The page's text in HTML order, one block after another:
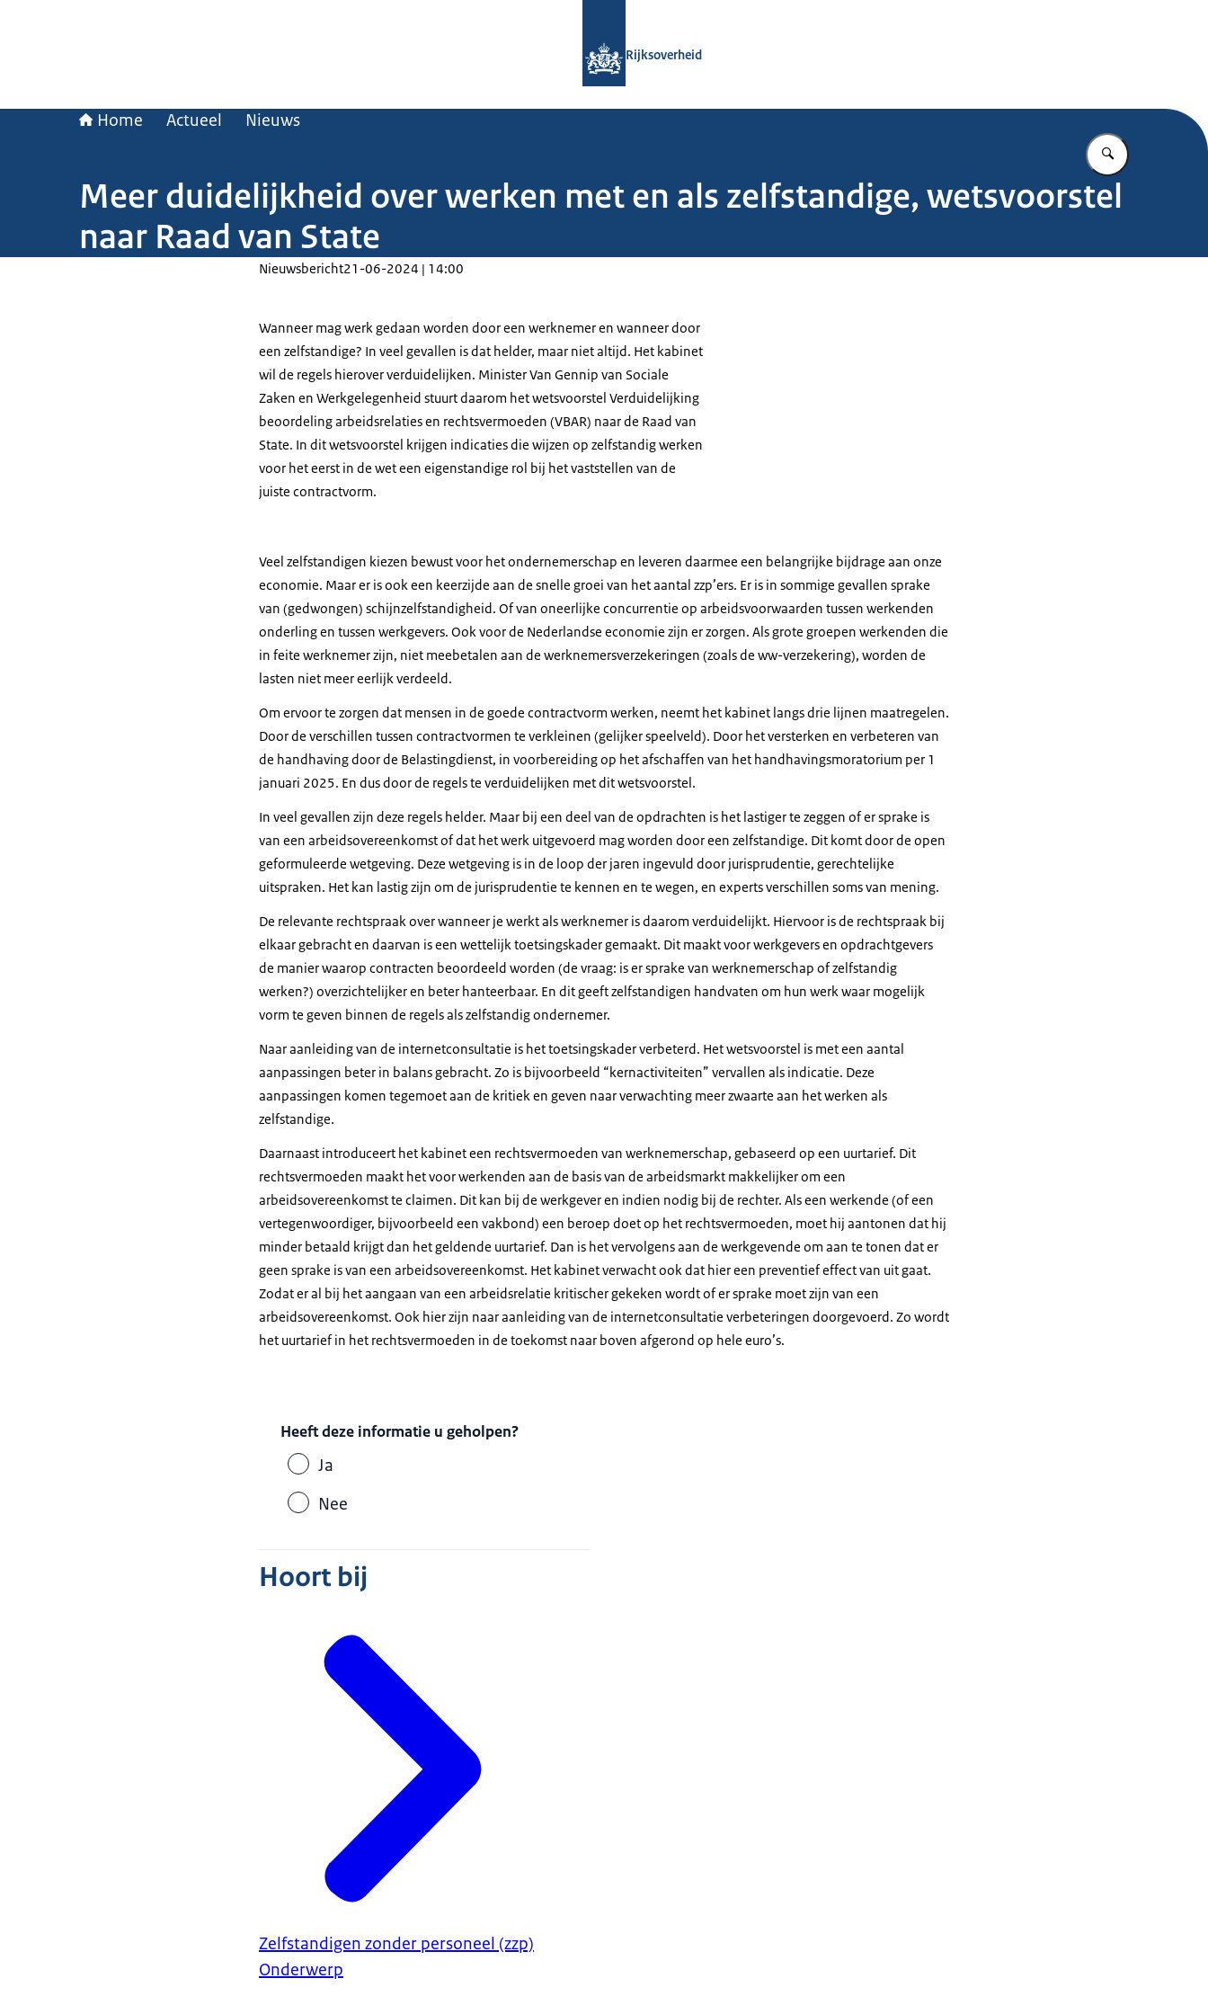
Rijksoverheid
Home Actueel Nieuws
Vul in wat u
Meer duidelijkheid over werken met en als zelfstandige, wetsvoorstel
naar Raad van State
Nieuwsbericht21-06-2024 | 14:00
Wanneer mag werk gedaan worden door een werknemer en wanneer door
een zelfstandige? In veel gevallen is dat helder, maar niet altijd. Het kabinet
wil de regels hierover verduidelijken. Minister Van Gennip van Sociale
Zaken en Werkgelegenheid stuurt daarom het wetsvoorstel Verduidelijking
beoordeling arbeidsrelaties en rechtsvermoeden (VBAR) naar de Raad van
State. In dit wetsvoorstel krijgen indicaties die wijzen op zelfstandig werken
voor het eerst in de wet een eigenstandige rol bij het vaststellen van de
juiste contractvorm.
Veel zelfstandigen kiezen bewust voor het ondernemerschap en leveren daarmee een belangrijke bijdrage aan onze
economie. Maar er is ook een keerzijde aan de snelle groei van het aantal zzp’ers. Er is in sommige gevallen sprake
van (gedwongen) schijnzelfstandigheid. Of van oneerlijke concurrentie op arbeidsvoorwaarden tussen werkenden
onderling en tussen werkgevers. Ook voor de Nederlandse economie zijn er zorgen. Als grote groepen werkenden die
in feite werknemer zijn, niet meebetalen aan de werknemersverzekeringen (zoals de ww-verzekering), worden de
lasten niet meer eerlijk verdeeld.
Om ervoor te zorgen dat mensen in de goede contractvorm werken, neemt het kabinet langs drie lijnen maatregelen.
Door de verschillen tussen contractvormen te verkleinen (gelijker speelveld). Door het versterken en verbeteren van
de handhaving door de Belastingdienst, in voorbereiding op het afschaffen van het handhavingsmoratorium per 1
januari 2025. En dus door de regels te verduidelijken met dit wetsvoorstel.
In veel gevallen zijn deze regels helder. Maar bij een deel van de opdrachten is het lastiger te zeggen of er sprake is
van een arbeidsovereenkomst of dat het werk uitgevoerd mag worden door een zelfstandige. Dit komt door de open
geformuleerde wetgeving. Deze wetgeving is in de loop der jaren ingevuld door jurisprudentie, gerechtelijke
uitspraken. Het kan lastig zijn om de jurisprudentie te kennen en te wegen, en experts verschillen soms van mening.
De relevante rechtspraak over wanneer je werkt als werknemer is daarom verduidelijkt. Hiervoor is de rechtspraak bij
elkaar gebracht en daarvan is een wettelijk toetsingskader gemaakt. Dit maakt voor werkgevers en opdrachtgevers
de manier waarop contracten beoordeeld worden (de vraag: is er sprake van werknemerschap of zelfstandig
werken?) overzichtelijker en beter hanteerbaar. En dit geeft zelfstandigen handvaten om hun werk waar mogelijk
vorm te geven binnen de regels als zelfstandig ondernemer.
Naar aanleiding van de internetconsultatie is het toetsingskader verbeterd. Het wetsvoorstel is met een aantal
aanpassingen beter in balans gebracht. Zo is bijvoorbeeld “kernactiviteiten” vervallen als indicatie. Deze
aanpassingen komen tegemoet aan de kritiek en geven naar verwachting meer zwaarte aan het werken als
zelfstandige.
Daarnaast introduceert het kabinet een rechtsvermoeden van werknemerschap, gebaseerd op een uurtarief. Dit
rechtsvermoeden maakt het voor werkenden aan de basis van de arbeidsmarkt makkelijker om een
arbeidsovereenkomst te claimen. Dit kan bij de werkgever en indien nodig bij de rechter. Als een werkende (of een
vertegenwoordiger, bijvoorbeeld een vakbond) een beroep doet op het rechtsvermoeden, moet hij aantonen dat hij
minder betaald krijgt dan het geldende uurtarief. Dan is het vervolgens aan de werkgevende om aan te tonen dat er
geen sprake is van een arbeidsovereenkomst. Het kabinet verwacht ook dat hier een preventief effect van uit gaat.
Zodat er al bij het aangaan van een arbeidsrelatie kritischer gekeken wordt of er sprake moet zijn van een
arbeidsovereenkomst. Ook hier zijn naar aanleiding van de internetconsultatie verbeteringen doorgevoerd. Zo wordt
het uurtarief in het rechtsvermoeden in de toekomst naar boven afgerond op hele euro’s.
Heeft deze informatie u geholpen?
Ja
Nee
Hoort bij
Zelfstandigen zonder personeel (zzp)
Onderwerp